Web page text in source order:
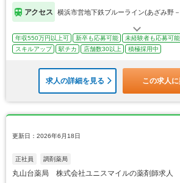
アクセス 横浜市営地下鉄ブルーライン(あざみ野
年収550万円以上可 新卒も応募可能 未経験者も応募可能
スキルアップ
駅チカ 店舗数30以上 積極採用中
求人の詳細を見る この求人
更新日：2026年6月18日
正社員 調剤薬局
丸山台薬局 株式会社ユニスマイルの薬剤師求人